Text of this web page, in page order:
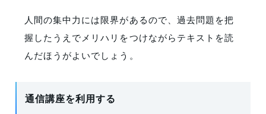
人間の集中力には限界があるので、過去問題を把
握したうえでメリハリをつけながらテキストを読
んだほうがよいでしょう。
通信講座を利用する